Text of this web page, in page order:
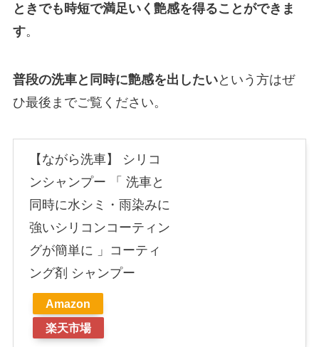
ときでも時短で満足いく艶感を得ることができま
す。
普段の洗車と同時に艶感を出したいという方はぜ
ひ最後までご覧ください。
【ながら洗車】 シリコ
ンシャンプー 「 洗車と
同時に水シミ・雨染みに
強いシリコンコーティン
グが簡単に 」コーティ
ング剤 シャンプー
Amazon
楽天市場